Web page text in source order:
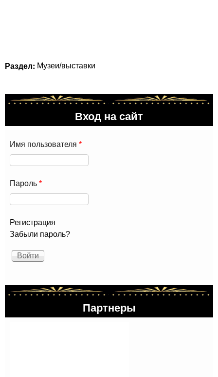
Раздел: Музеи/выставки
Вход на сайт
Имя пользователя *
Пароль *
Регистрация
Забыли пароль?
Партнеры